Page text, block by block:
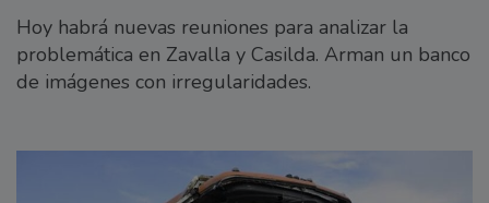
Hoy habrá nuevas reuniones para analizar la
problemática en Zavalla y Casilda. Arman un banco
de imágenes con irregularidades.